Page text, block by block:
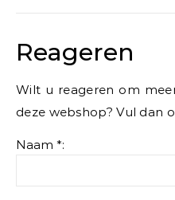
Reageren
Wilt u reageren om
deze webshop? Vul dan
Naam *: